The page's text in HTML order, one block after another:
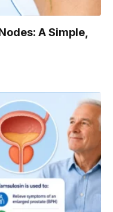
A Simple,